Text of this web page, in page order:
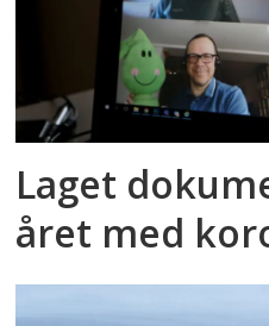
Laget
året med